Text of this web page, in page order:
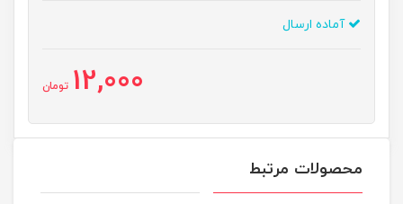
آماده ارسال
12,000 تومان
محصولات مرتبط